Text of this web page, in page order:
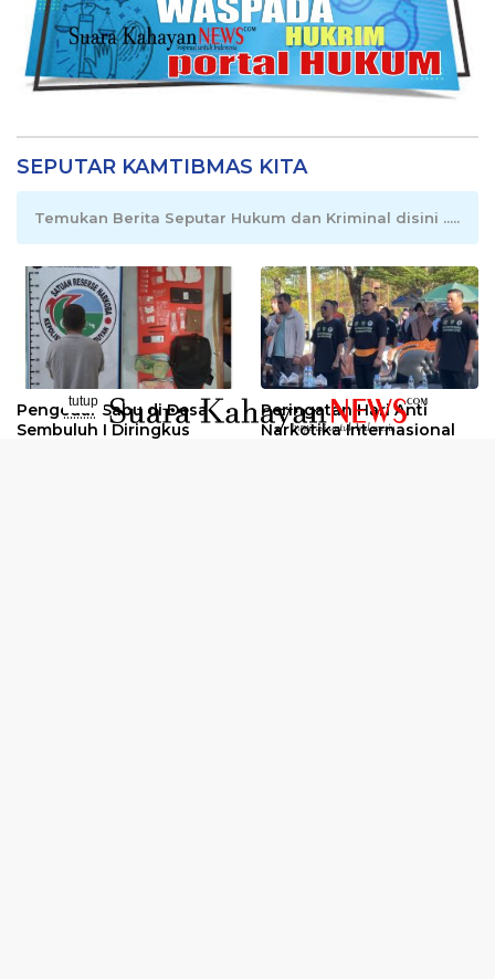
SEPUTAR KAMTIBMAS KITA
Temukan Berita Seputar Hukum dan Kriminal disini .....
Pengedar Sabu di Desa
Sembuluh I Diringkus
Peringatan Hari Anti
Narkotika Internasional
tutup
..........